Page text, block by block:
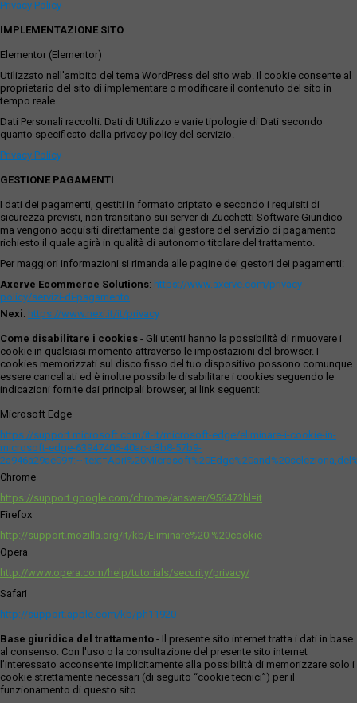
Privacy Policy
IMPLEMENTAZIONE SITO
Elementor (Elementor)
Utilizzato nell'ambito del tema WordPress del sito web. Il cookie consente al
proprietario del sito di implementare o modificare il contenuto del sito in
tempo reale.
Dati Personali raccolti: Dati di Utilizzo e varie tipologie di Dati secondo
quanto specificato dalla privacy policy del servizio.
Privacy Policy
GESTIONE PAGAMENTI
I dati dei pagamenti, gestiti in formato criptato e secondo i requisiti di
sicurezza previsti, non transitano sui server di Zucchetti Software Giuridico
ma vengono acquisiti direttamente dal gestore del servizio di pagamento
richiesto il quale agirà in qualità di autonomo titolare del trattamento.
Per maggiori informazioni si rimanda alle pagine dei gestori dei pagamenti:
Axerve Ecommerce Solutions: https://www.axerve.com/privacy-
policy/servizi-di-pagamento
Nexi: https://www.nexi.it/it/privacy
Come disabilitare i cookies - Gli utenti hanno la possibilità di rimuovere i
cookie in qualsiasi momento attraverso le impostazioni del browser. I
cookies memorizzati sul disco fisso del tuo dispositivo possono comunque
essere cancellati ed è inoltre possibile disabilitare i cookies seguendo le
indicazioni fornite dai principali browser, ai link seguenti:
Microsoft Edge
https://support.microsoft.com/it-it/microsoft-edge/eliminare-i-cookie-in-
microsoft-edge-63947406-40ac-c3b8-57b9-
Chrome
https://support.google.com/chrome/answer/95647?hl=it
Firefox
http://support.mozilla.org/it/kb/Eliminare%20i%20cookie
Opera
http://www.opera.com/help/tutorials/security/privacy/
Safari
http://support.apple.com/kb/ph11920
Base giuridica del trattamento - Il presente sito internet tratta i dati in base
al consenso. Con l'uso o la consultazione del presente sito internet
l’interessato acconsente implicitamente alla possibilità di memorizzare solo i
cookie strettamente necessari (di seguito “cookie tecnici”) per il
funzionamento di questo sito.